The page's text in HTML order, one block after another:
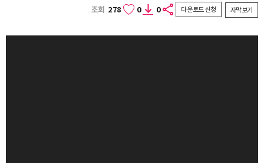
조회 278 0 0 다운로드 신청 자막보기